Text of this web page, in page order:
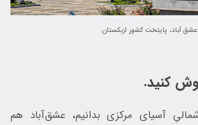
آباد، پایتخت کشور ازبکستان
آسیای مرکزی بدانیم، عشق‌آباد هم